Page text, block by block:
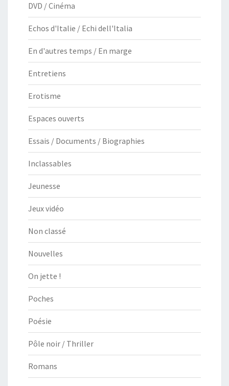
DVD / Cinéma
Echos d'Italie / Echi dell'Italia
En d'autres temps / En marge
Entretiens
Erotisme
Espaces ouverts
Essais / Documents / Biographies
Inclassables
Jeunesse
Jeux vidéo
Non classé
Nouvelles
On jette !
Poches
Poésie
Pôle noir / Thriller
Romans